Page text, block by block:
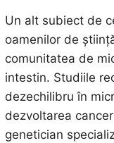
Un alt subiect de
oamenilor de
comunitatea de
intestin. Studiile
dezechilibru în
dezvoltarea
genetician